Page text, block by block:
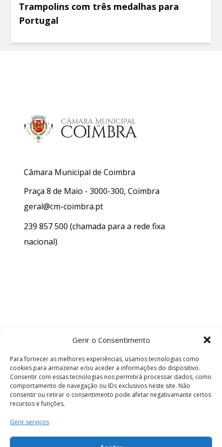
Gerir o Consentimento
Para fornecer as melhores experiências, usamos tecnologias como
cookies para armazenar e/ou aceder a informações do dispositivo.
Consentir com essas tecnologias nos permitirá processar dados, como
comportamento de navegação ou IDs exclusivos neste site. Não
consentir ou retirar o consentimento pode afetar negativamante certos
recursos e funções.
Gerir serviços
Trampolins com três medalhas para
Portugal
Câmara Municipal de Coimbra
Praça 8 de Maio - 3000-300, Coimbra
geral@cm-coimbra.pt
239 857 500 (chamada para a rede fixa
nacional)
Termos e Condições